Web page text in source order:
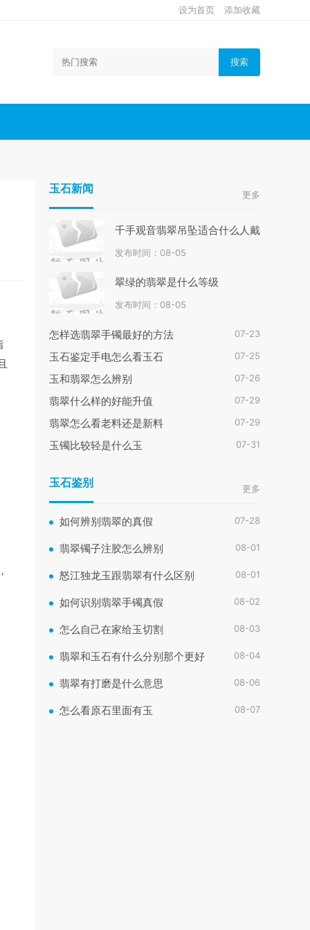
设为首页 添加收藏
搜索
玉石新闻 更多
千手观音翡翠吊坠适合什么人戴
发布时间：08-05
翠绿的翡翠是什么等级
发布时间：08-05
怎样选翡翠手镯最好的方法 07-23
玉石鉴定手电怎么看玉石 07-25
玉和翡翠怎么辨别 07-26
翡翠什么样的好能升值 07-29
翡翠怎么看老料还是新料 07-29
玉镯比较轻是什么玉 07-31
玉石鉴别 更多
如何辨别翡翠的真假 07-28
翡翠镯子注胶怎么辨别 08-01
怒江独龙玉跟翡翠有什么区别 08-01
如何识别翡翠手镯真假 08-02
怎么自己在家给玉切割 08-03
翡翠和玉石有什么分别那个更好 08-04
翡翠有打磨是什么意思 08-06
怎么看原石里面有玉 08-07